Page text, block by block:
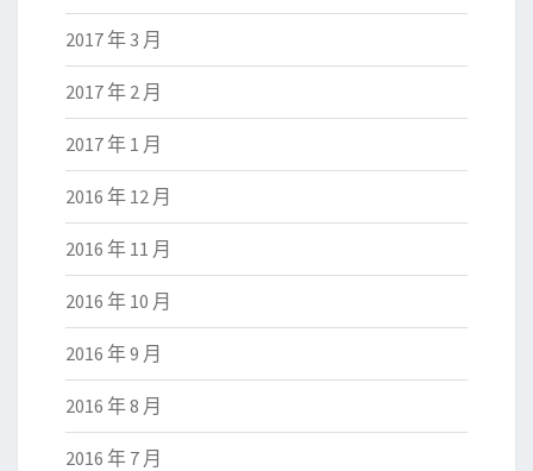
2017 年 3 月
2017 年 2 月
2017 年 1 月
2016 年 12 月
2016 年 11 月
2016 年 10 月
2016 年 9 月
2016 年 8 月
2016 年 7 月